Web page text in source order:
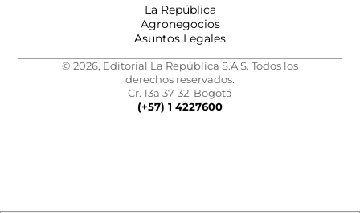
La República
Agronegocios
Asuntos Legales
© 2026, Editorial La República S.A.S. Todos los
derechos reservados.
Cr. 13a 37-32, Bogotá
(+57) 1 4227600